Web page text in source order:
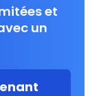
et
un